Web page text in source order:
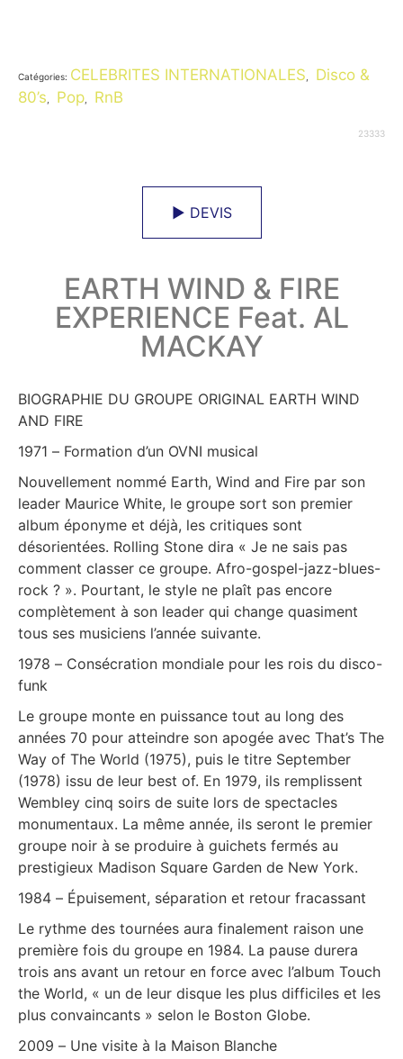
Catégories: CELEBRITES INTERNATIONALES
Disco &
80’s
Pop RnB
23333
► DEVIS
EARTH WIND & FIRE
EXPERIENCE Feat. AL
MACKAY
BIOGRAPHIE DU GROUPE ORIGINAL EARTH WIND
AND FIRE
1971 – Formation d’un OVNI musical
Nouvellement nommé Earth, Wind and Fire par son
leader Maurice White, le groupe sort son premier
album éponyme et déjà, les critiques sont
désorientées. Rolling Stone dira « Je ne sais pas
comment classer ce groupe. Afro-gospel-jazz-blues-
rock ? ». Pourtant, le style ne plaît pas encore
complètement à son leader qui change quasiment
tous ses musiciens l’année suivante.
1978 – Consécration mondiale pour les rois du disco-
funk
Le groupe monte en puissance tout au long des
années 70 pour atteindre son apogée avec That’s The
Way of The World (1975), puis le titre September
(1978) issu de leur best of. En 1979, ils remplissent
Wembley cinq soirs de suite lors de spectacles
monumentaux. La même année, ils seront le premier
groupe noir à se produire à guichets fermés au
prestigieux Madison Square Garden de New York.
1984 – Épuisement, séparation et retour fracassant
Le rythme des tournées aura finalement raison une
première fois du groupe en 1984. La pause durera
trois ans avant un retour en force avec l’album Touch
the World, « un de leur disque les plus difficiles et les
plus convaincants » selon le Boston Globe.
2009 – Une visite à la Maison Blanche